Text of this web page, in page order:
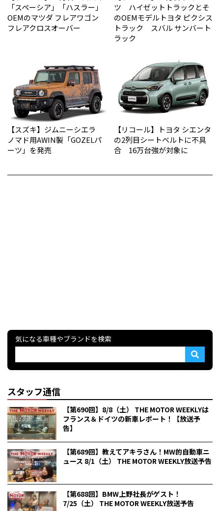
「スペーシア」「ハスラー」
OEMのマツダ フレアワゴン
フレアクロスオーバー
ツ ハイゼットトラックとそ
のOEMモデルトヨタ ピクシス
トラック スバル サンバート
ラック
【スズキ】ジムニーシエラ
ノマド用AWIN製「GOZELパ
ーツ」を発売
【リコール】トヨタ シエンタ
の2列目シートベルトに不具
合 16万台強が対象に
気になる車種やブランドを検索
スタッフ通信
【第690回】8/8（土） THE MOTOR WEEKLYは
フランス＆ドイツの新車レポート！【放送予
告】
【第689回】教えてアキラさん！MW的自動車ニ
ュース 8/1（土） THE MOTOR WEEKLY放送予告
【第688回】BMW上野社長がゲスト！
7/25（土） THE MOTOR WEEKLY放送予告